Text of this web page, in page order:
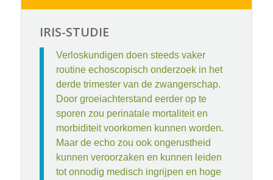
IRIS-STUDIE
Verloskundigen doen steeds vaker
routine echoscopisch onderzoek in het
derde trimester van de zwangerschap.
Door groeiachterstand eerder op te
sporen zou perinatale mortaliteit en
morbiditeit voorkomen kunnen worden.
Maar de echo zou ook ongerustheid
kunnen veroorzaken en kunnen leiden
tot onnodig medisch ingrijpen en hoge